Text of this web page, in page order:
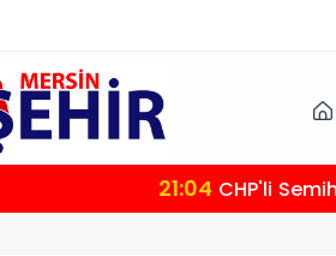
21:04